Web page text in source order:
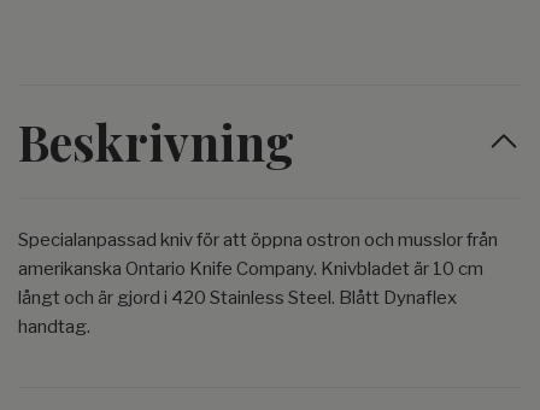
Beskrivning
Specialanpassad kniv för att öppna ostron och musslor från
amerikanska Ontario Knife Company. Knivbladet är 10 cm
långt och är gjord i 420 Stainless Steel. Blått Dynaflex
handtag.